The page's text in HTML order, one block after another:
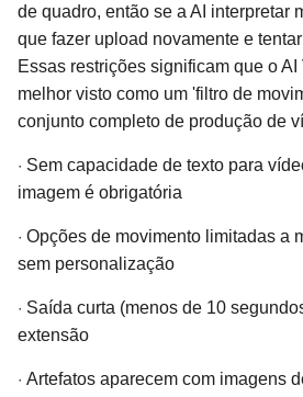
de quadro, então se a AI interpretar
que fazer upload novamente e
Essas restrições significam que o
melhor visto como um 'filtro de
conjunto completo de produção de
· Sem capacidade de texto para
imagem é obrigatória
· Opções de movimento limitadas a
sem personalização
· Saída curta (menos de 10
extensão
· Artefatos aparecem com imagens